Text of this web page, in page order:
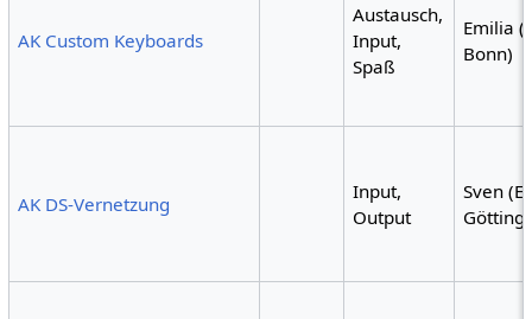
AK Custom Keyboards
Austausch,
Input,
Spaß
Emilia
Bonn)
AK DS-Vernetzung
Input,
Output
Sven